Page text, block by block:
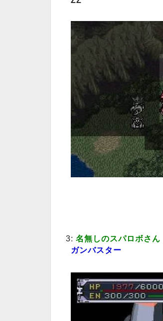
3: 名無しのスパロボさん
ガンバスター